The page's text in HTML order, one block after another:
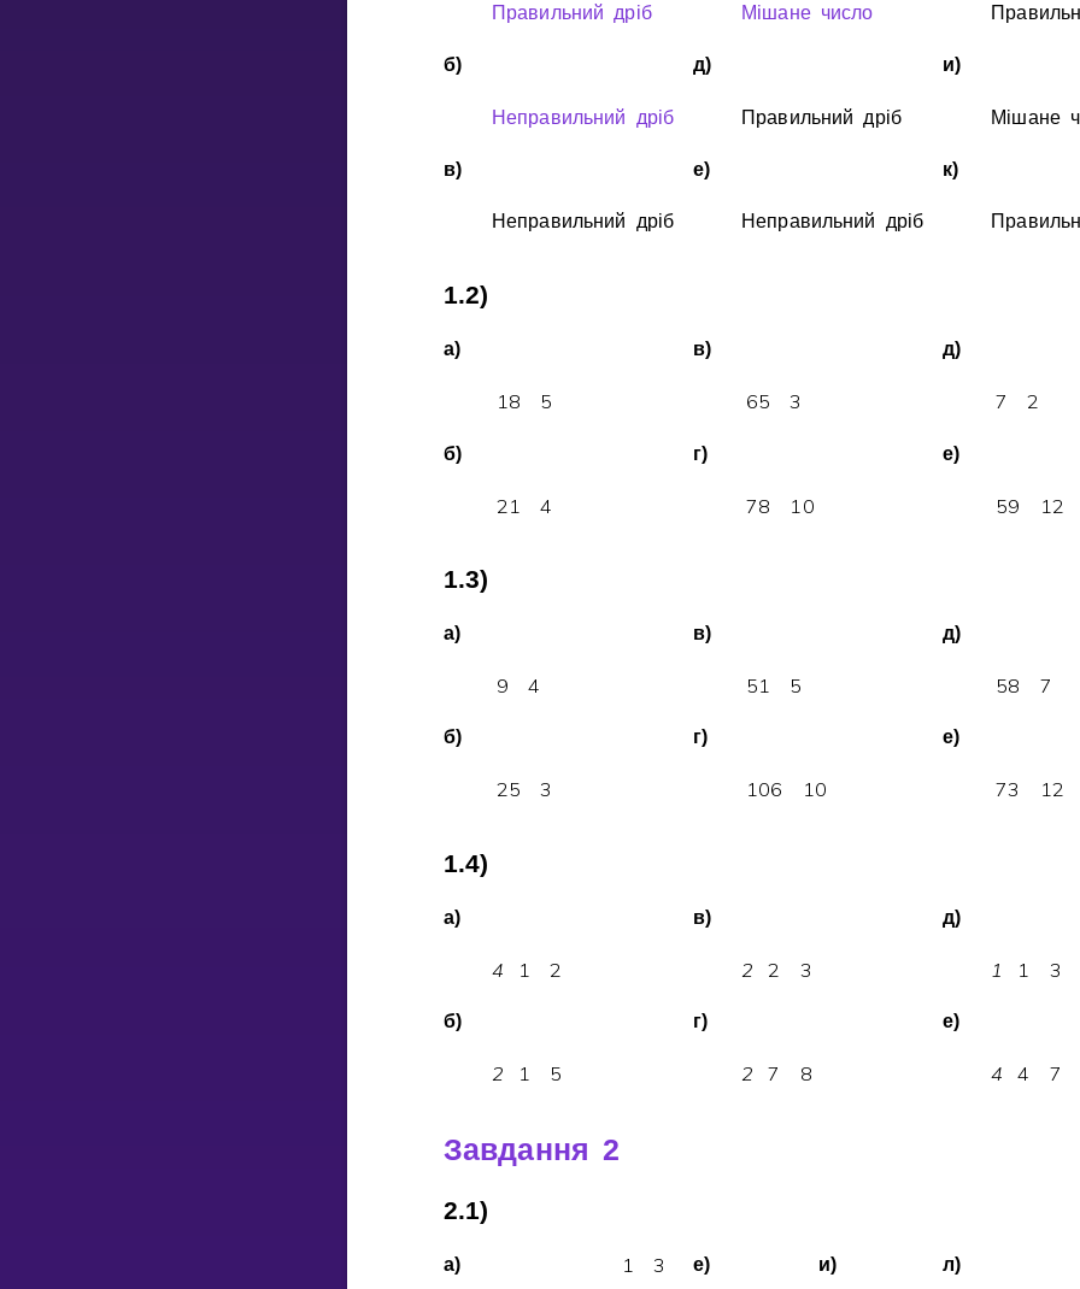
Правильний дрiб
б)
Неправильний дрiб
в)
Неправильний дрiб
Мiшане число
д)
Правильний дрiб
е)
Неправильний дрiб
и)
Мiшане
к)
1.2)
а)
18 5
б)
2 1 4
в)
65 3
г)
78 1 0
д)
7 2
е)
59 1 2
1.3)
а)
9 4
б)
25 3
в)
51 5
г)
106 10
д)
58 7
е)
73 12
1.4)
а)
4 1 2
б)
2 1 5
в)
2 2 3
г)
2 7 8
д)
1 1 3
е)
4 4 7
Завдання 2
2.1)
а) 1 3 е) и) л)